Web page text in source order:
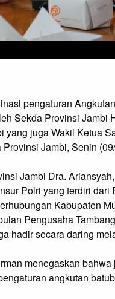
pengaturan
Sekda Provinsi Jambi
juga Wakil Ketua
Jambi, Senin
Jambi Dra.
Polri yang terdiri dari
Kabupaten
Pengusaha
hadir secara daring
menegaskan
angkutan